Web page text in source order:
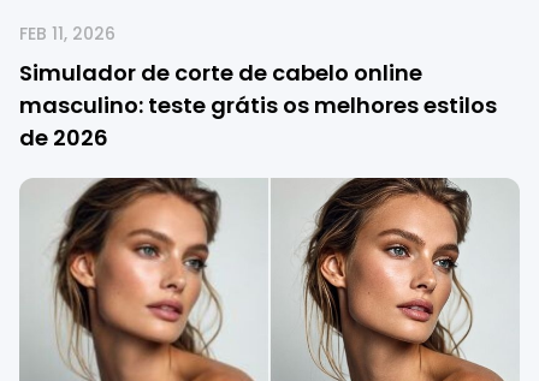
FEB 11, 2026
Simulador de corte de cabelo online
masculino: teste grátis os melhores estilos
de 2026